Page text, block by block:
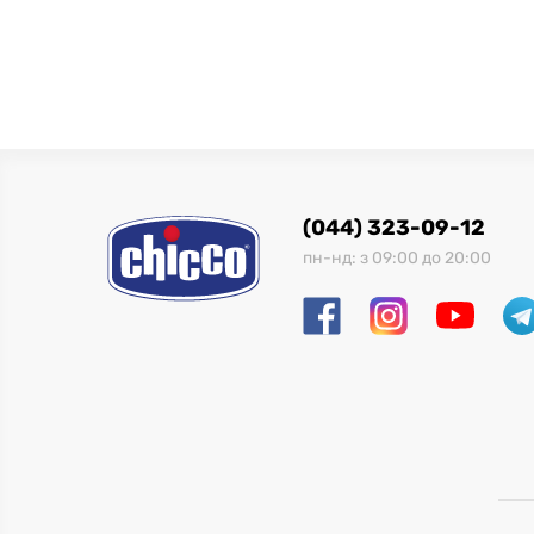
(044) 323-09-12
пн-нд: з 09:00 до 20:00